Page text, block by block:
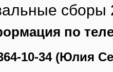
2018
сборы
по
10-34 (Юлия